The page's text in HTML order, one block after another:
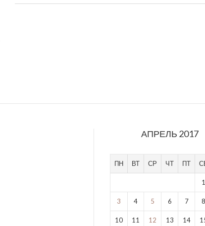
АПРЕЛЬ 2017
ПН ВТ СР ЧТ ПТ
3 4 5 6 7
10 11 12 13 14